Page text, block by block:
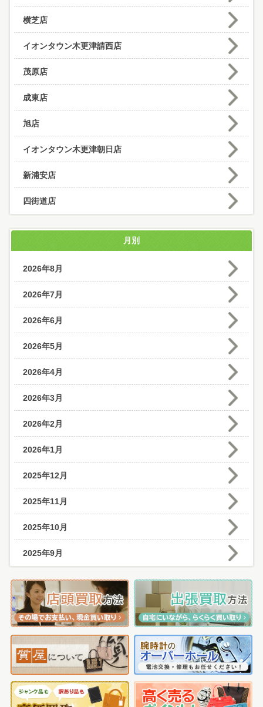
横芝店
イオンタウン木更津請西店
茂原店
成東店
旭店
イオンタウン木更津朝日店
新浦安店
四街道店
月別
2026年8月
2026年7月
2026年6月
2026年5月
2026年4月
2026年3月
2026年2月
2026年1月
2025年12月
2025年11月
2025年10月
2025年9月